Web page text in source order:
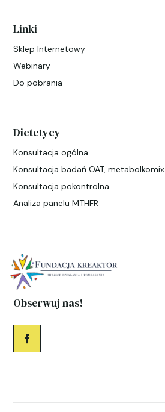
Linki
Sklep Internetowy
Webinary
Do pobrania
Dietetycy
Konsultacja ogólna
Konsultacja badań OAT, metabolkomix
Konsultacja pokontrolna
Analiza panelu MTHFR
Obserwuj nas!